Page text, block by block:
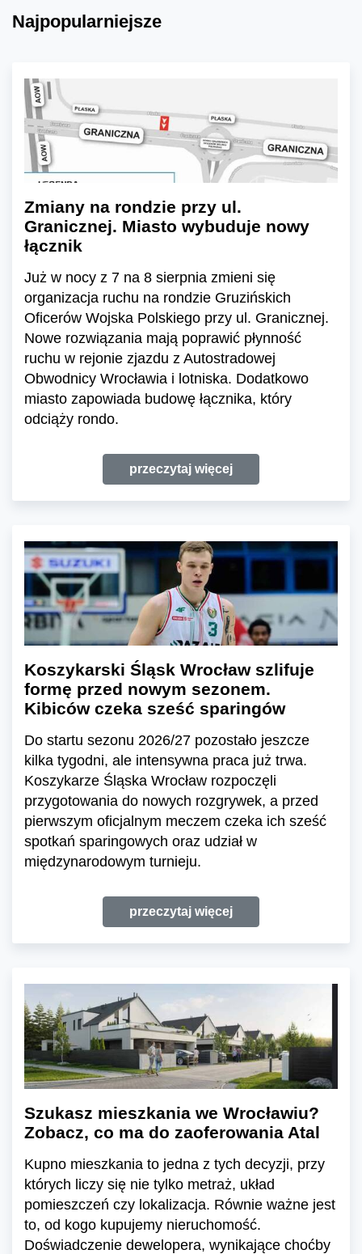
Najpopularniejsze
Zmiany na rondzie przy ul.
Granicznej. Miasto wybuduje nowy
łącznik
Już w nocy z 7 na 8 sierpnia zmieni się
organizacja ruchu na rondzie Gruzińskich
Oficerów Wojska Polskiego przy ul. Granicznej.
Nowe rozwiązania mają poprawić płynność
ruchu w rejonie zjazdu z Autostradowej
Obwodnicy Wrocławia i lotniska. Dodatkowo
miasto zapowiada budowę łącznika, który
odciąży rondo.
przeczytaj więcej
Koszykarski Śląsk Wrocław szlifuje
formę przed nowym sezonem.
Kibiców czeka sześć sparingów
Do startu sezonu 2026/27 pozostało jeszcze
kilka tygodni, ale intensywna praca już trwa.
Koszykarze Śląska Wrocław rozpoczęli
przygotowania do nowych rozgrywek, a przed
pierwszym oficjalnym meczem czeka ich sześć
spotkań sparingowych oraz udział w
międzynarodowym turnieju.
przeczytaj więcej
Szukasz mieszkania we Wrocławiu?
Zobacz, co ma do zaoferowania Atal
Kupno mieszkania to jedna z tych decyzji, przy
których liczy się nie tylko metraż, układ
pomieszczeń czy lokalizacja. Równie ważne jest
to, od kogo kupujemy nieruchomość.
Doświadczenie dewelopera, wynikające choćby